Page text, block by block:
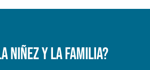
niñez y la familia?